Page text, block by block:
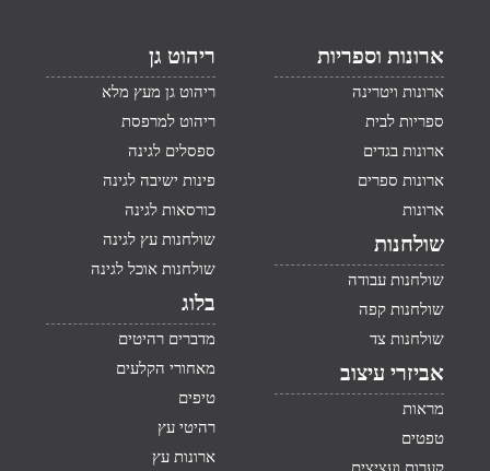
ארונות וספריות
ארונות ויטרינה
ספריות לבית
ארונות בגדים
ארונות ספרים
ארונות
שולחנות
שולחנות עבודה
שולחנות קפה
שולחנות צד
אביזרי עיצוב
מראות
טפטים
ריהוט גן
ריהוט גן מעץ מלא
ריהוט למרפסת
ספסלים לגינה
פינות ישיבה לגינה
כורסאות לגינה
שולחנות עץ לגינה
שולחנות אוכל לגינה
בלוג
מדברים רהיטים
מאחורי הקלעים
טיפים
רהיטי עץ
ארונות עץ